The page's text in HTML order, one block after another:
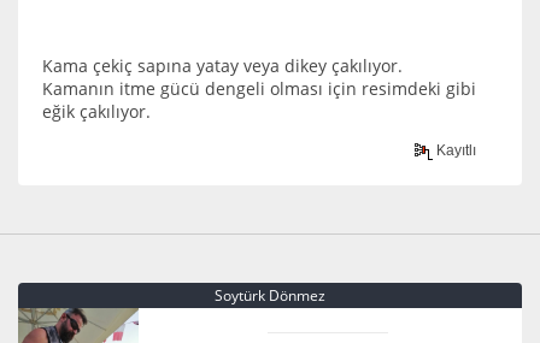
Kama çekiç sapına yatay veya dikey çakılıyor.
Kamanın itme gücü dengeli olması için resimdeki gibi
eğik çakılıyor.
Kayıtlı
Soytürk Dönmez